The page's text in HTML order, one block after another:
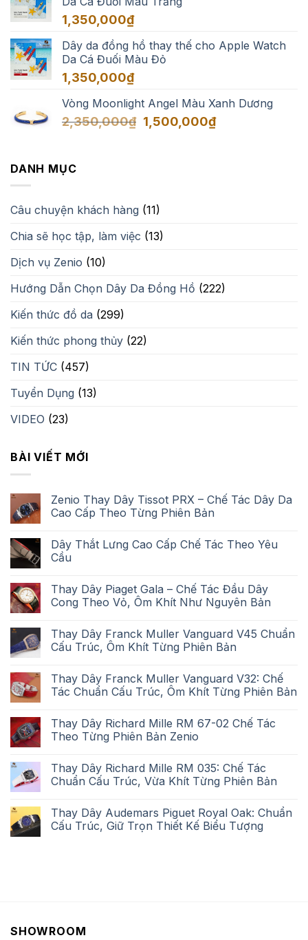
1,350,000₫
Dây da đồng hồ thay thế cho Apple Watch
Da Cá Đuối Màu Đỏ
1,350,000₫
Vòng Moonlight Angel Màu Xanh Dương
2,350,000₫ Giá
1,500,000₫Giá
DANH MỤC
Câu chuyện khách hàng (11)
Chia sẽ học tập, làm việc (13)
Dịch vụ Zenio (10)
Hướng Dẫn Chọn Dây Da Đồng Hồ (222)
Kiến thức đồ da (299)
Kiến thức phong thủy (22)
TIN TỨC (457)
Tuyển Dụng (13)
VIDEO (23)
BÀI VIẾT MỚI
Zenio Thay Dây Tissot PRX – Chế Tác Dây Da
Cao Cấp Theo Từng Phiên Bản
Dây Thắt Lưng Cao Cấp Chế Tác Theo Yêu
Cầu
Thay Dây Piaget Gala – Chế Tác Đầu Dây
Cong Theo Vỏ, Ôm Khít Như Nguyên Bản
Thay Dây Franck Muller Vanguard V45 Chuẩn
Cấu Trúc, Ôm Khít Từng Phiên Bản
Thay Dây Franck Muller Vanguard V32: Chế
Tác Chuẩn Cấu Trúc, Ôm Khít Từng Phiên Bản
Thay Dây Richard Mille RM 67-02 Chế Tác
Theo Từng Phiên Bản Zenio
Thay Dây Richard Mille RM 035: Chế Tác
Chuẩn Cấu Trúc, Vừa Khít Từng Phiên Bản
Thay Dây Audemars Piguet Royal Oak: Chuẩn
Cấu Trúc, Giữ Trọn Thiết Kế Biểu Tượng
SHOWROOM